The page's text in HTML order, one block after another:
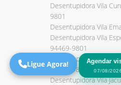
Desentupidora Vila
9801
Desentupidora Vila
Desentupidora Vila
94469-9801
Desentupidora Vila
94469-9801
Desentupidora Vila
Agendar
07/08/
Ligue Agora!